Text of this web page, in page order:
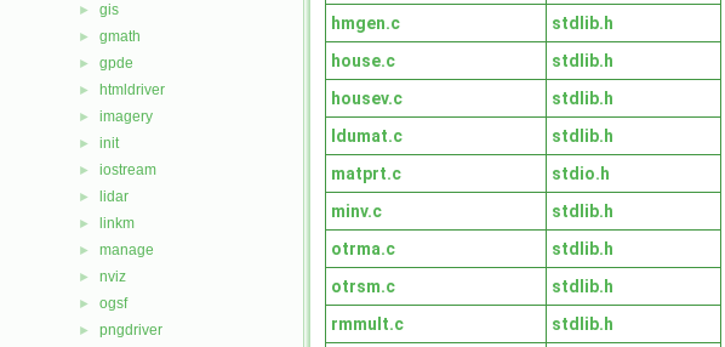
► gis
► gmath
► gpde
► htmldriver
► imagery
► init
► iostream
► lidar
► linkm
► manage
► nviz
► ogsf
► pngdriver
hmgen.c
stdlib.h
house.c
stdlib.h
housev.c
stdlib.h
ldumat.c
stdlib.h
matprt.c
stdio.h
minv.c
stdlib.h
otrma.c
stdlib.h
otrsm.c
stdlib.h
rmmult.c
stdlib.h